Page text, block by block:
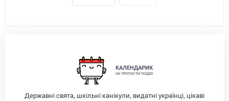
КАЛЕНДАРИК
НЕ ПРОПУСТИ ПОДІЮ
Державні свята, шкільні канікули, видатні українці, цікаві